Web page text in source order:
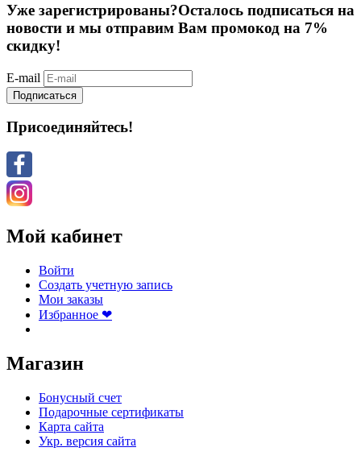
Уже зарегистрированы?Осталось подписаться на
новости и мы отправим Вам промокод на 7%
скидку!
E-mail
Подписаться
Присоединяйтесь!
Мой кабинет
Войти
Создать учетную запись
Мои заказы
Избранное ❤
Магазин
Бонусный счет
Подарочные сертификаты
Карта сайта
Укр. версия сайта